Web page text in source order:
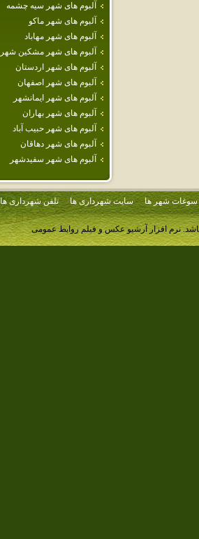
آلبوم های شهر سيه چشمه
آلبوم های شهر ماكو
آلبوم های شهر مهاباد
آلبوم های شهر مشكين شهر
آلبوم های شهر اردستان
آلبوم های شهر اصفهان
آلبوم های شهر ايمانشهر
آلبوم های شهر بهاران
آلبوم های شهر حبيب آباد
آلبوم های شهر دهاقان
آلبوم های شهر سفيدشهر
سوغات شهر ها سایت شهرداری ها تلفن شهرداری ها
نرم افزار آرشیو عکس و فیلم روابط عمومی